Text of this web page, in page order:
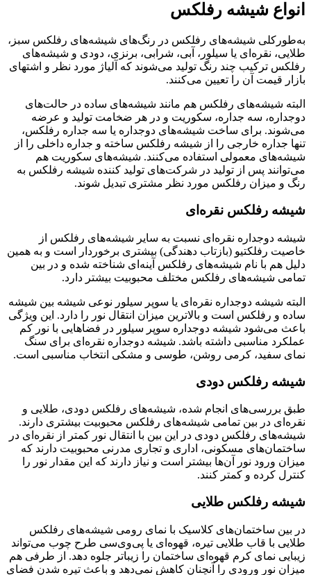
انواع شیشه رفلکس
به‌طورکلی شیشه‌های رفلکس در رنگ‌های شیشه‌های رفلکس سبز،
طلایی، نقره‌ای یا سیلور، آبی، شرابی، برنزی، دودی و شیشه‌های
رفلکس ترکیب چند رنگ تولید می‌شوند که آلیاژ مورد نظر و اشتهای
بازار قیمت آن را تعیین می‌کنند.
البته شیشه‌های رفلکس هم مانند شیشه‌های ساده در حالت‌های
دوجداره، سه جداره، سکوریت و در هر ضخامت تولید و عرضه
می‌شوند. برای ساخت شیشه‌های دوجداره یا سه جداره رفلکس،
تنها جداره خارجی را از شیشه رفلکس ساخته و جداره داخلی را از
شیشه‌های معمولی استفاده می‌کنند. شیشه‌های سکوریت هم
می‌توانند پس از تولید در شرکت‌های تولید کننده شیشه رفلکس به
رنگ و میزان رفلکس مورد نظر مشتری تبدیل شوند.
شیشه رفلکس نقره‌ای
شیشه دوجداره نقره‌ای نسبت به سایر شیشه‌های رفلکس از
خاصیت رفلکتیو (بازتاب دهندگی) بیشتری برخوردار است و به همین
دلیل هم با نام شیشه‌های رفلکس آینه‌ای شناخته شده و در بین
تمامی شیشه‌های رفلکس مختلف محبوبیت بیشتر دارد.
البته شیشه دوجداره نقره‌ای یا سوپر سیلور نوعی شیشه بین شیشه
ساده و رفلکس است و بالاترین میزان انتقال نور را دارد. این ویژگی
باعث می‌شود شیشه دوجداره سوپر سیلور در فضاهایی با نور کم
عملکرد مناسبی داشته باشد. شیشه دوجداره نقره‌ای برای سنگ
نمای سفید، کرمی روشن، طوسی و مشکی انتخاب مناسبی است.
شیشه رفلکس دودی
طبق بررسی‌های انجام شده، شیشه‌های رفلکس دودی، طلایی و
نقره‌ای در بین تمامی شیشه‌های رفلکس محبوبیت بیشتری دارند.
شیشه‌های رفلکس دودی در این بین با انتقال نور کمتر از نقره‌ای در
ساختمان‌های مسکونی، اداری و تجاری مدرنی محبوبیت دارند که
میزان ورود نور آن‌ها بیشتر است و نیاز دارند که این مقدار نور را
کنترل کرده و کمتر کنند.
شیشه رفلکس طلایی
در بین ساختمان‌های کلاسیک با نمای رومی شیشه‌های رفلکس
طلایی با قاب طلایی تیره، قهوه‌ای یا پی‌وی‌سی طرح چوب می‌تواند
زیبایی نمای کرم قهوه‌ای ساختمان را زیباتر جلوه دهد. از طرفی هم
میزان نور ورودی را آنچنان کاهش نمی‌دهد و باعث تیره شدن فضای